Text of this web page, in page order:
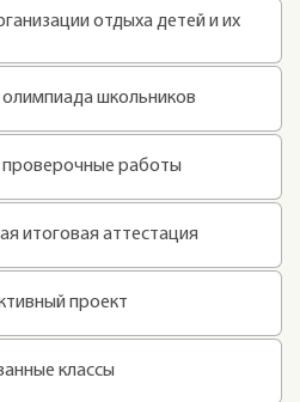
отдыха детей и их
олимпиада школьников
проверочные работы
итоговая аттестация
проект
классы